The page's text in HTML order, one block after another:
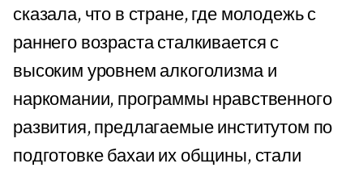
сказала, что в стране, где молодежь с
раннего возраста сталкивается с
высоким уровнем алкоголизма и
наркомании, программы нравственного
развития, предлагаемые институтом по
подготовке бахаи их общины, стали